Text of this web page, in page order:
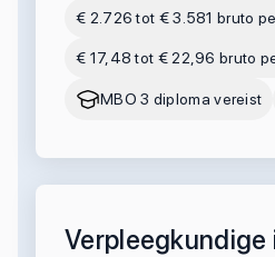
€ 2.726 tot € 3.581 bruto
€ 17,48 tot € 22,96 bruto
MBO 3 diploma vereist
Verpleegkundige